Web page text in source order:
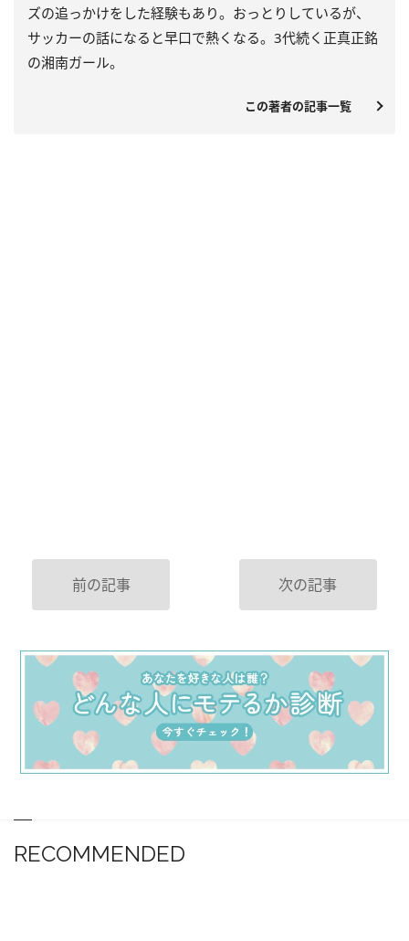
ズの追っかけをした経験もあり。おっとりしているが、
サッカーの話になると早口で熱くなる。3代続く正真正銘
の湘南ガール。
この著者の記事一覧
前の記事 次の記事
RECOMMENDED